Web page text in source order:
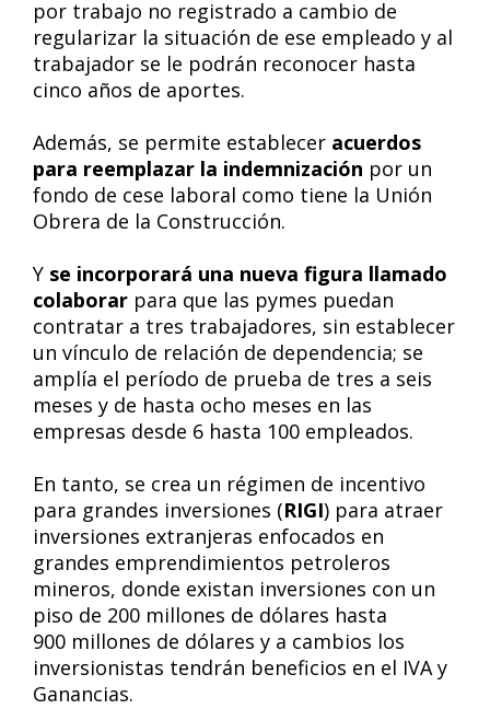
por trabajo no registrado a cambio de
regularizar la situación de ese empleado y al
trabajador se le podrán reconocer hasta
cinco años de aportes.
Además, se permite establecer acuerdos
para reemplazar la indemnización por un
fondo de cese laboral como tiene la Unión
Obrera de la Construcción.
Y se incorporará una nueva figura llamado
colaborar para que las pymes puedan
contratar a tres trabajadores, sin establecer
un vínculo de relación de dependencia; se
amplía el período de prueba de tres a seis
meses y de hasta ocho meses en las
empresas desde 6 hasta 100 empleados.
En tanto, se crea un régimen de incentivo
para grandes inversiones (RIGI) para atraer
inversiones extranjeras enfocados en
grandes emprendimientos petroleros
mineros, donde existan inversiones con un
piso de 200 millones de dólares hasta
900 millones de dólares y a cambios los
inversionistas tendrán beneficios en el IVA y
Ganancias.